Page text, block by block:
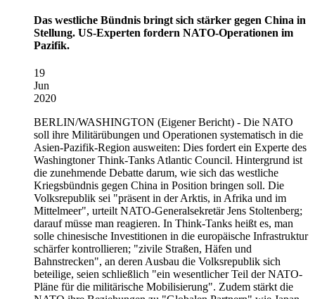
Das westliche Bündnis bringt sich stärker gegen China in
Stellung. US-Experten fordern NATO-Operationen im
Pazifik.
19
Jun
2020
BERLIN/WASHINGTON (Eigener Bericht) - Die NATO
soll ihre Militärübungen und Operationen systematisch in die
Asien-Pazifik-Region ausweiten: Dies fordert ein Experte des
Washingtoner Think-Tanks Atlantic Council. Hintergrund ist
die zunehmende Debatte darum, wie sich das westliche
Kriegsbündnis gegen China in Position bringen soll. Die
Volksrepublik sei "präsent in der Arktis, in Afrika und im
Mittelmeer", urteilt NATO-Generalsekretär Jens Stoltenberg;
darauf müsse man reagieren. In Think-Tanks heißt es, man
solle chinesische Investitionen in die europäische Infrastruktur
schärfer kontrollieren; "zivile Straßen, Häfen und
Bahnstrecken", an deren Ausbau die Volksrepublik sich
beteilige, seien schließlich "ein wesentlicher Teil der NATO-
Pläne für die militärische Mobilisierung". Zudem stärkt die